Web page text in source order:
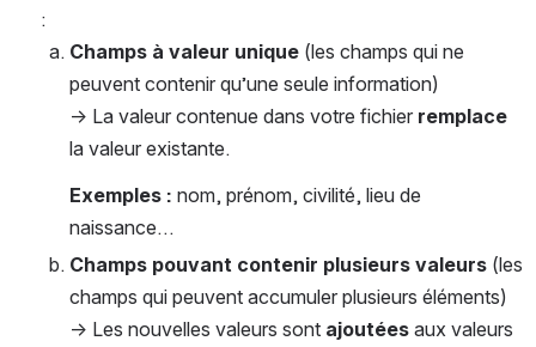
:
Champs à valeur unique (les champs qui ne
peuvent contenir qu’une seule information)
→ La valeur contenue dans votre fichier remplace
la valeur existante.
Exemples : nom, prénom, civilité, lieu de
naissance…
Champs pouvant contenir plusieurs valeurs (les
champs qui peuvent accumuler plusieurs éléments)
→ Les nouvelles valeurs sont ajoutées aux valeurs